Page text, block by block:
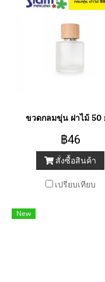
ขวดกลมขุ่น ฝาไม้ 50
฿46
สั่งซื้อสินค้า
เปรียบเทียบ
New